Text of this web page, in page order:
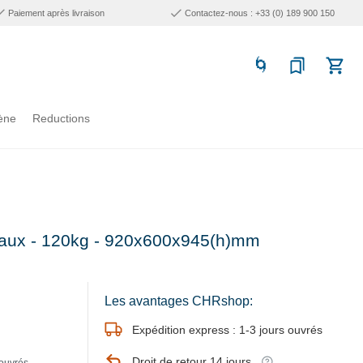
Paiement après livraison Contactez-nous : +33 (0) 189 900 150
Reductions
- 120kg - 920x600x945(h)mm
Les avantages CHRshop:
Expédition express : 1-3 jours ouvrés